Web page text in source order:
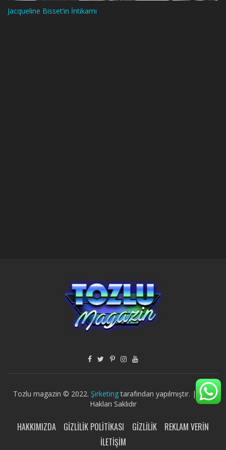
Jacqueline Bisset’ın İntikamı
Tozlu magazin © 2022. Şirketingtarafından yapılmıştır. | Tüm
Hakları Saklıdır
HAKKIMIZDA GIZLILIK POLITIKASI GIZLILIK
REKLAM VERIN
İLETIŞIM